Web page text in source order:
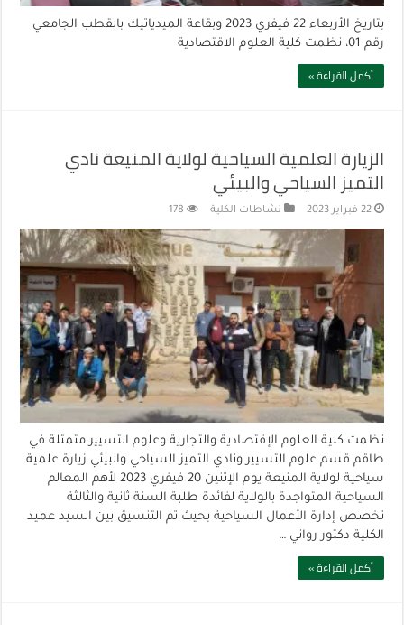
بتاريخ الأربعاء 22 فيفري 2023 وبقاعة الميدياتيك بالقطب الجامعي
رقم 01، نظمت كلية العلوم الاقتصادية
أكمل القراءة »
الزيارة العلمية السياحية لولاية المنيعة نادي
التميز السياحي والبيئي
22 فبراير 2023 نشاطات الكلية 178
نظمت كلية العلوم الإقتصادية والتجارية وعلوم التسيير متمثلة في
طاقم قسم علوم التسيير ونادي التميز السياحي والبيئي زيارة علمية
سياحية لولاية المنيعة يوم الإثنين 20 فيفري 2023 لأهم المعالم
السياحية المتواجدة بالولاية لفائدة طلبة السنة ثانية والثالثة
تخصص إدارة الأعمال السياحية بحيث تم التنسيق بين السيد عميد
الكلية دكتور رواني …
أكمل القراءة »